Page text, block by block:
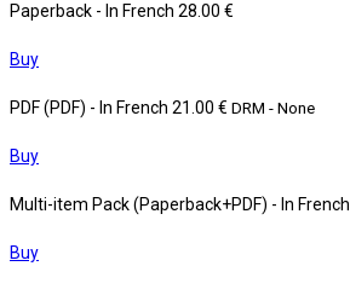
Paperback - In French 28.00 €
Buy
PDF (PDF) - In French 21.00 € DRM - None
Buy
Multi-item Pack (Paperback+PDF) - In French
Buy